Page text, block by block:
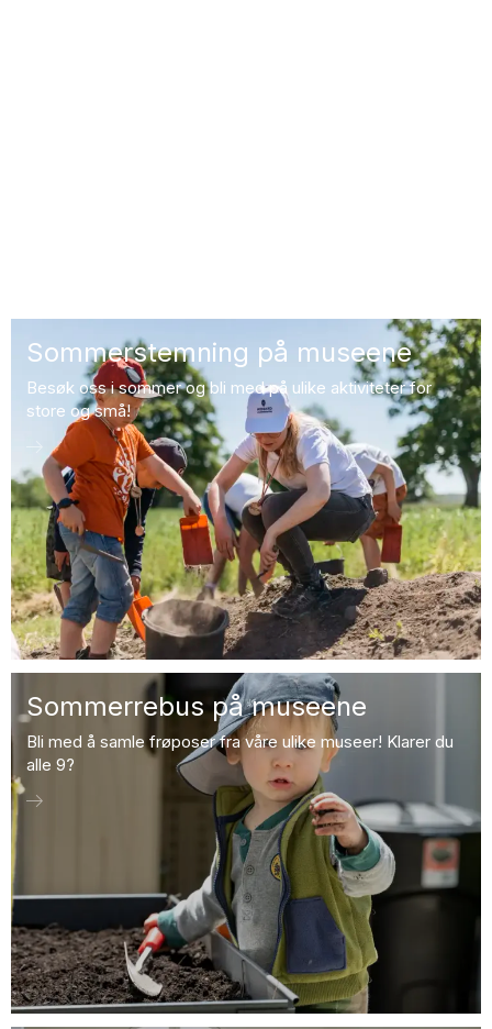
Sommerstemning på museene
Besøk oss i sommer og bli med på ulike aktiviteter for
store og små!
Sommerrebus på museene
Bli med å samle frøposer fra våre ulike museer! Klarer du
alle 9?